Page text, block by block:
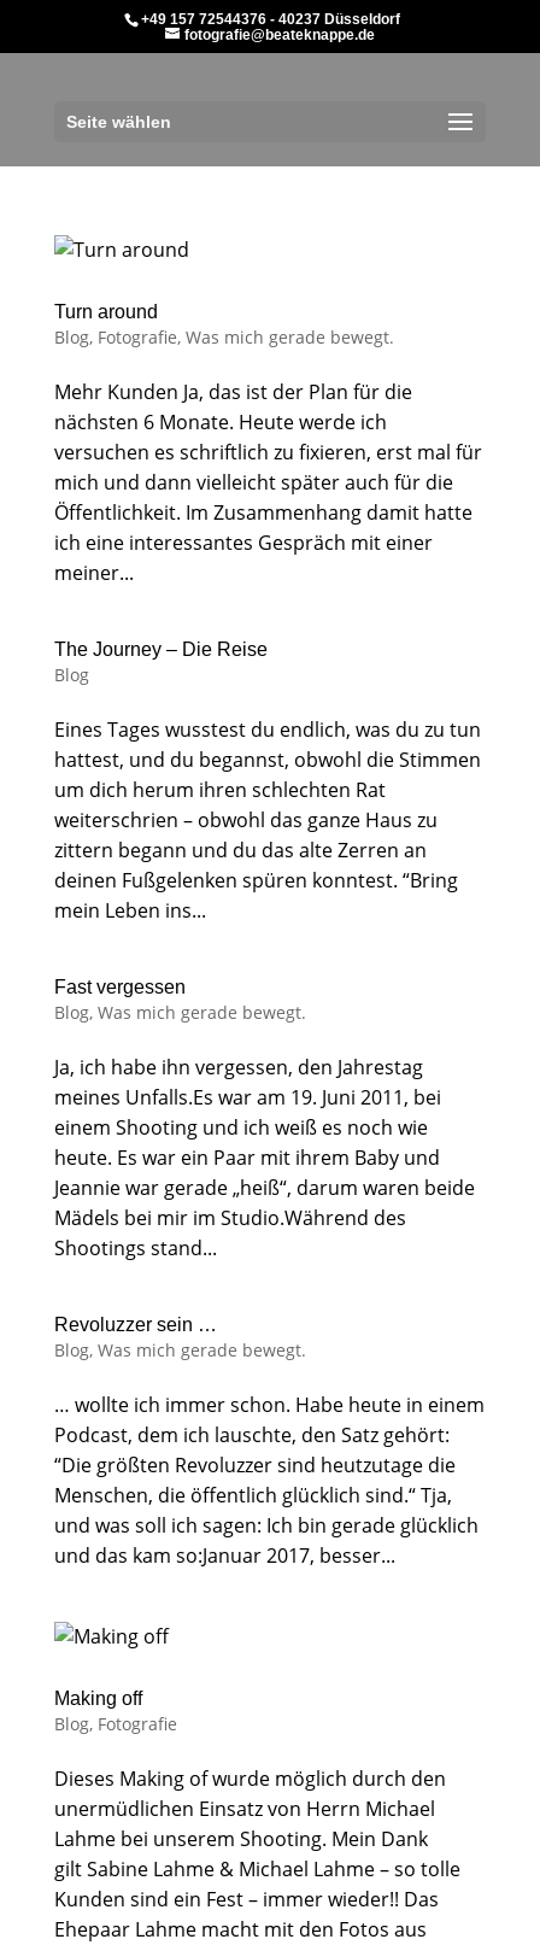
+49 157 72544376 - 40237 Düsseldorf
fotografie@beateknappe.de
Seite wählen
Turn around
Blog, Fotografie, Was mich gerade bewegt.
Mehr Kunden Ja, das ist der Plan für die
nächsten 6 Monate. Heute werde ich
versuchen es schriftlich zu fixieren, erst mal für
mich und dann vielleicht später auch für die
Öffentlichkeit. Im Zusammenhang damit hatte
ich eine interessantes Gespräch mit einer
meiner...
The Journey – Die Reise
Blog
Eines Tages wusstest du endlich, was du zu tun
hattest, und du begannst, obwohl die Stimmen
um dich herum ihren schlechten Rat
weiterschrien – obwohl das ganze Haus zu
zittern begann und du das alte Zerren an
deinen Fußgelenken spüren konntest. “Bring
mein Leben ins...
Fast vergessen
Blog, Was mich gerade bewegt.
Ja, ich habe ihn vergessen, den Jahrestag
meines Unfalls.Es war am 19. Juni 2011, bei
einem Shooting und ich weiß es noch wie
heute. Es war ein Paar mit ihrem Baby und
Jeannie war gerade „heiß“, darum waren beide
Mädels bei mir im Studio.Während des
Shootings stand...
Revoluzzer sein …
Blog, Was mich gerade bewegt.
… wollte ich immer schon. Habe heute in einem
Podcast, dem ich lauschte, den Satz gehört:
“Die größten Revoluzzer sind heutzutage die
Menschen, die öffentlich glücklich sind.“ Tja,
und was soll ich sagen: Ich bin gerade glücklich
und das kam so:Januar 2017, besser...
Making off
Blog, Fotografie
Dieses Making of wurde möglich durch den
unermüdlichen Einsatz von Herrn Michael
Lahme bei unserem Shooting. Mein Dank
gilt Sabine Lahme & Michael Lahme – so tolle
Kunden sind ein Fest – immer wieder!! Das
Ehepaar Lahme macht mit den Fotos aus